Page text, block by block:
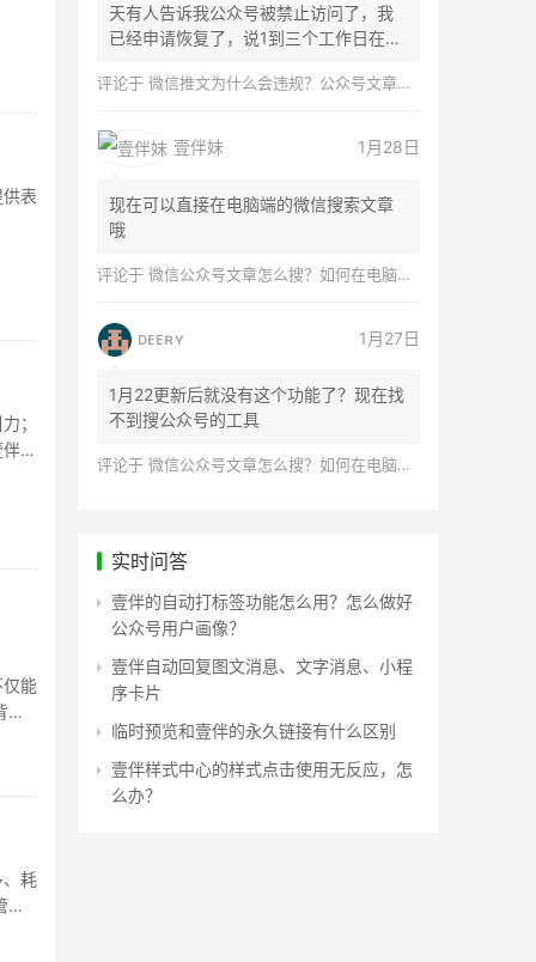
表
；
助
能
景
耗
理
天有人告诉我公众号被禁止访问了，我
已经申请恢复了，说1到三个工作日在微
评论于 微信推文为什么会违规？公众号文章怎么检测是否违规？
壹伴妹 1月28日
现在可以直接在电脑端的微信搜索文章
哦
评论于 微信公众号文章怎么搜？如何在电脑上搜索公众号文章？
ᴅᴇᴇʀʏ 1月27日
1月22更新后就没有这个功能了？现在找
不到搜公众号的工具
评论于 微信公众号文章怎么搜？如何在电脑上搜索公众号文章？
实时问答
壹伴的自动打标签功能怎么用？怎么做好
公众号用户画像？
壹伴自动回复图文消息、文字消息、小程
序卡片
临时预览和壹伴的永久链接有什么区别
壹伴样式中心的样式点击使用无反应，怎
么办？